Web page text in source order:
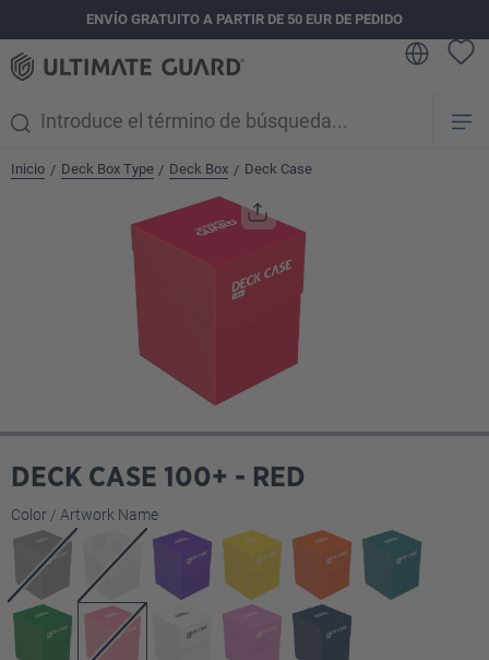
principalENVÍO GRATUITO A PARTIR DE 50 EUR DE PEDIDO
Inicio / Deck Box Type / Deck Box / Deck Case
DECK CASE 100+ - RED
Seleccione
Color / Artwork Name